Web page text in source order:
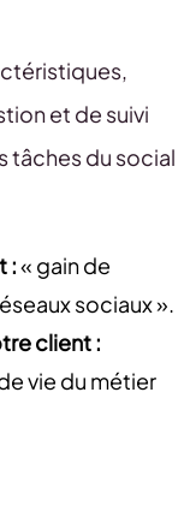
et de suivi
tâches du social
:« gain de
sociaux ».
client :
vie du métier